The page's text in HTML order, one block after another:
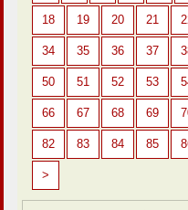
18 19 20 21
34 35 36 37
50 51 52 53
66 67 68 69
82 83 84 85
>